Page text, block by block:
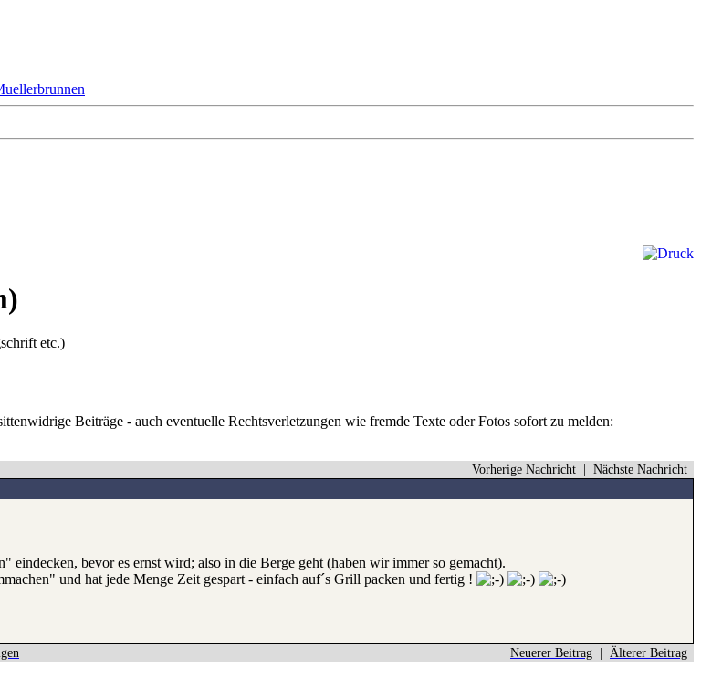
etc.)
Beiträge - auch eventuelle Rechtsverletzungen wie fremde Texte oder Fotos sofort zu melden:
Vorherige Nachricht Nächste Nachricht
bevor es ernst wird; also in die Berge geht (haben wir immer so gemacht).
und hat jede Menge Zeit gespart - einfach auf´s Grill packen und fertig !
Neuerer Beitrag Älterer Beitrag